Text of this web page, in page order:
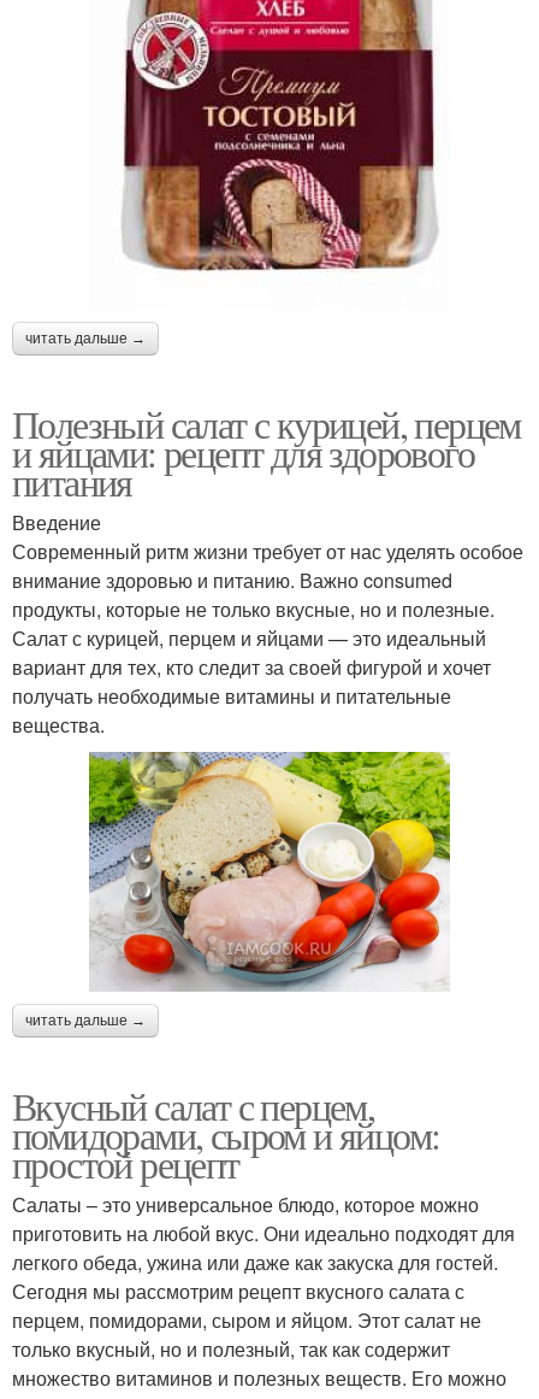
читать дальше →
Полезный салат с курицей, перцем
и яйцами: рецепт для здорового
питания
Введение
Современный ритм жизни требует от нас уделять особое
внимание здоровью и питанию. Важно consumed
продукты, которые не только вкусные, но и полезные.
Салат с курицей, перцем и яйцами — это идеальный
вариант для тех, кто следит за своей фигурой и хочет
получать необходимые витамины и питательные
вещества.
читать дальше →
Вкусный салат с перцем,
помидорами, сыром и яйцом:
простой рецепт
Салаты – это универсальное блюдо, которое можно
приготовить на любой вкус. Они идеально подходят для
легкого обеда, ужина или даже как закуска для гостей.
Сегодня мы рассмотрим рецепт вкусного салата с
перцем, помидорами, сыром и яйцом. Этот салат не
только вкусный, но и полезный, так как содержит
множество витаминов и полезных веществ. Его можно